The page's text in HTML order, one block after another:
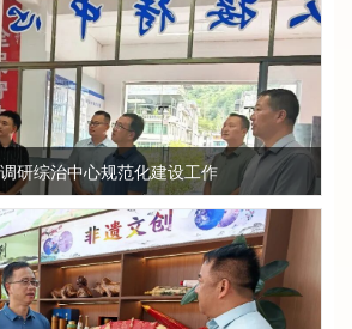
研综治中心规范化建设工作